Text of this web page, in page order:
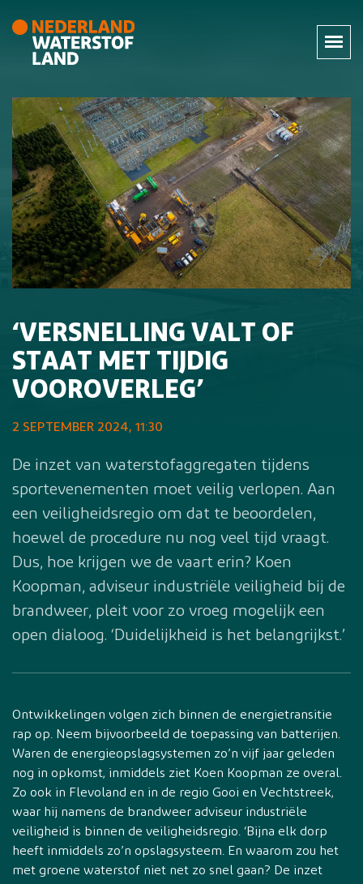
‘VERSNELLING VALT OF
STAAT MET TIJDIG
VOOROVERLEG’
2 SEPTEMBER 2024, 11:30
De inzet van waterstofaggregaten tijdens
sportevenementen moet veilig verlopen. Aan
een veiligheidsregio om dat te beoordelen,
hoewel de procedure nu nog veel tijd vraagt.
Dus, hoe krijgen we de vaart erin? Koen
Koopman, adviseur industriële veiligheid bij de
brandweer, pleit voor zo vroeg mogelijk een
open dialoog. ‘Duidelijkheid is het belangrijkst.’
Ontwikkelingen volgen zich binnen de energietransitie
rap op. Neem bijvoorbeeld de toepassing van batterijen.
Waren de energieopslagsystemen zo’n vijf jaar geleden
nog in opkomst, inmiddels ziet Koen Koopman ze overal.
Zo ook in Flevoland en in de regio Gooi en Vechtstreek,
waar hij namens de brandweer adviseur industriële
veiligheid is binnen de veiligheidsregio. ‘Bijna elk dorp
heeft inmiddels zo’n opslagsysteem. En waarom zou het
met groene waterstof niet net zo snel gaan? De inzet